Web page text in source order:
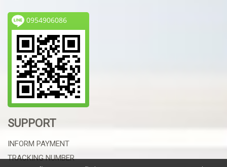
0954906086
SUPPORT
INFORM PAYMENT
TRACKING NUMBER